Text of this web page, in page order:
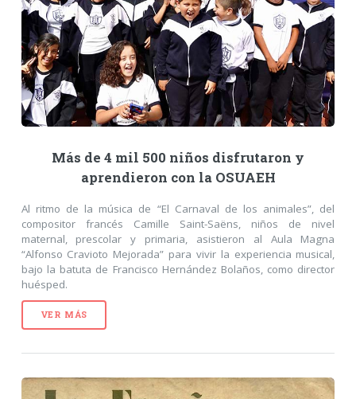
Más de 4 mil 500 niños disfrutaron y
aprendieron con la OSUAEH
Al ritmo de la música de “El Carnaval de los animales”, del
compositor francés Camille Saint-Saëns, niños de nivel
maternal, prescolar y primaria, asistieron al Aula Magna
“Alfonso Cravioto Mejorada” para vivir la experiencia musical,
bajo la batuta de Francisco Hernández Bolaños, como director
huésped.
VER MÁS